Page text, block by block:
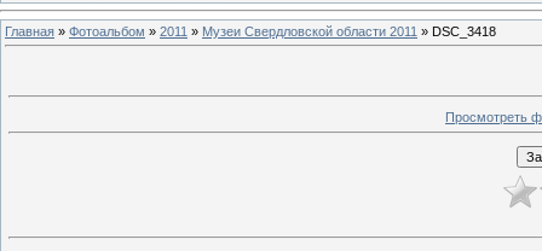
Главная » Фотоальбом » 2011 » Музеи Свердловской области 2011 » DSC_3418
Просмотреть